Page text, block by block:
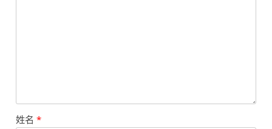
姓名*